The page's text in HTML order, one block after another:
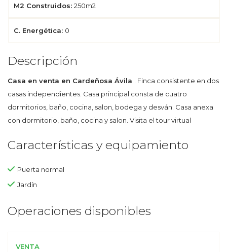
M2 Construidos: 250m2
C. Energética: 0
Descripción
Casa en venta en Cardeñosa Ávila
. Finca consistente en dos
casas independientes. Casa principal consta de cuatro
dormitorios, baño, cocina, salon, bodega y desván. Casa anexa
con dormitorio, baño, cocina y salon. Visita el tour virtual
Características y equipamiento
Puerta normal
Jardín
Operaciones disponibles
VENTA